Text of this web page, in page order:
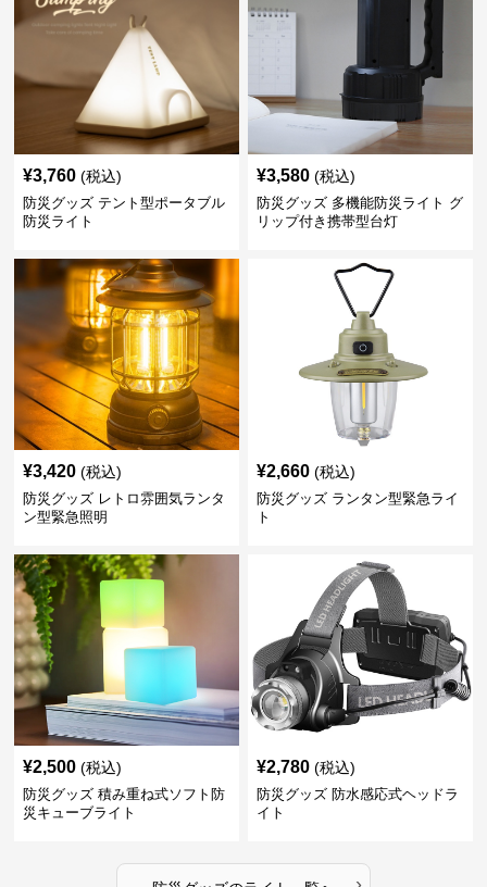
¥3,760 (税込)
防災グッズ テント型ポータブル
防災ライト
¥3,580 (税込)
防災グッズ 多機能防災ライト グ
リップ付き携帯型台灯
¥3,420 (税込)
防災グッズ レトロ雰囲気ランタ
ン型緊急照明
¥2,660 (税込)
防災グッズ ランタン型緊急ライ
ト
¥2,500 (税込)
防災グッズ 積み重ね式ソフト防
災キューブライト
¥2,780 (税込)
防災グッズ 防水感応式ヘッドラ
イト